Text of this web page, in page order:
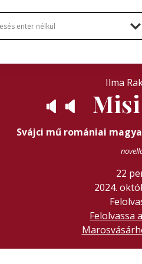
Ilma
🔈 🔈
Svájci mű romániai
22
2024.
Felolvassa